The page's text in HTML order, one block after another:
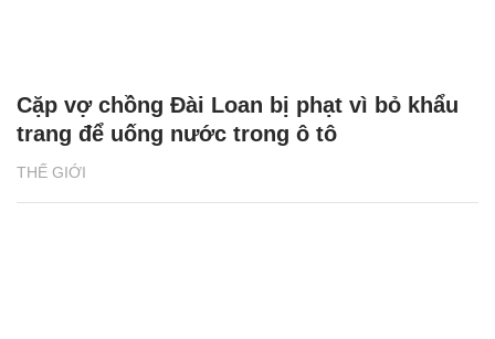
THẾ GIỚI
Cặp vợ chồng Đài Loan bị phạt vì bỏ khẩu
trang để uống nước trong ô tô